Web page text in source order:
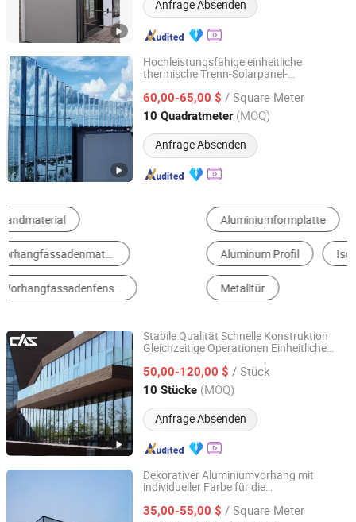
Anfrage Absenden
Hochleistungsfähige einheitliche
thermische Trenn-Solarpanel-
gehärtetem Low-E-Isolierglas-Aluminium-
Vorhangfassade
60,00-65,00 $ / Square Meter
10 Quadratmeter (MOQ)
Anfrage Absenden
Shenzhen Redee Construction Co., Ltd.
Guangdong, China Seit 2025
Aluminiumformplatte Curtain Wall
Aluminum Profil Metallfenster
Metalltür
Stabile Qualität Schnelle Konstruktion
Gleichzeitige Operationen Einheitliche
50,00-120,00 $ / Stück
10 Stücke (MOQ)
Anfrage Absenden
Cas Facade Co., Ltd
Guangdong, China Seit 2025
Dekorativer Aluminiumvorhang mit
individueller Farbe für die
35,00-55,00 $ / Square Meter
Guangdong Jiegou Metal Co., Ltd.